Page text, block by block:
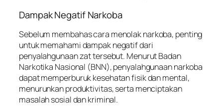
Dampak Negatif Narkoba
Sebelum membahas cara menolak narkoba, penting
untuk memahami dampak negatif dari
penyalahgunaan zat tersebut. Menurut Badan
Narkotika Nasional (BNN), penyalahgunaan narkoba
dapat memperburuk kesehatan fisik dan mental,
menurunkan produktivitas, serta menciptakan
masalah sosial dan kriminal.